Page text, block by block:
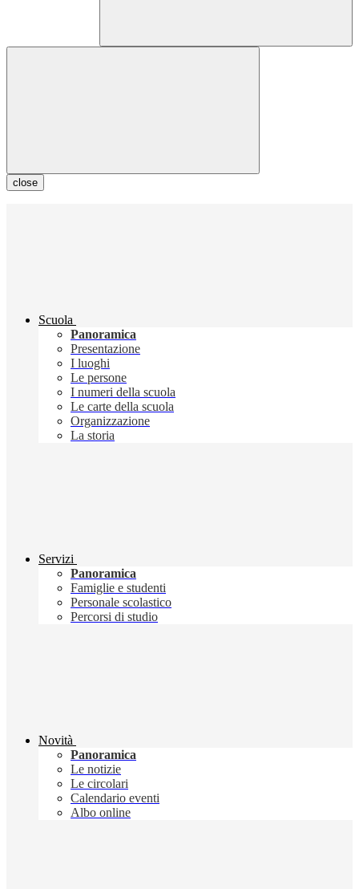
close
Scuola
Panoramica
Presentazione
I luoghi
Le persone
I numeri della scuola
Le carte della scuola
Organizzazione
La storia
Servizi
Panoramica
Famiglie e studenti
Personale scolastico
Percorsi di studio
Novità
Panoramica
Le notizie
Le circolari
Calendario eventi
Albo online